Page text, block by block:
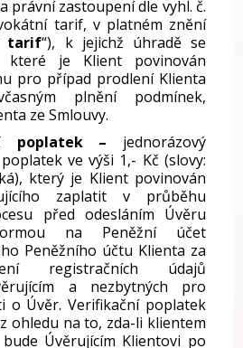
právní zastoupení dle vyhl. č.
tarif, v platném znění
tarif“), k jejichž úhradě se
které je Klient povinován
pro případ prodlení Klienta
plnění podmínek,
ze Smlouvy.
poplatek – jednorázový
ve výši 1,- Kč (slovy:
který je Klient povinován
zaplatit v průběhu
před odesláním Úvěru
na Peněžní účet
Peněžního účtu Klienta za
registračních údajů
a nezbytných pro
o Úvěr. Verifikační poplatek
ohledu na to, zda-li klientem
Úvěrujícím Klientovi po